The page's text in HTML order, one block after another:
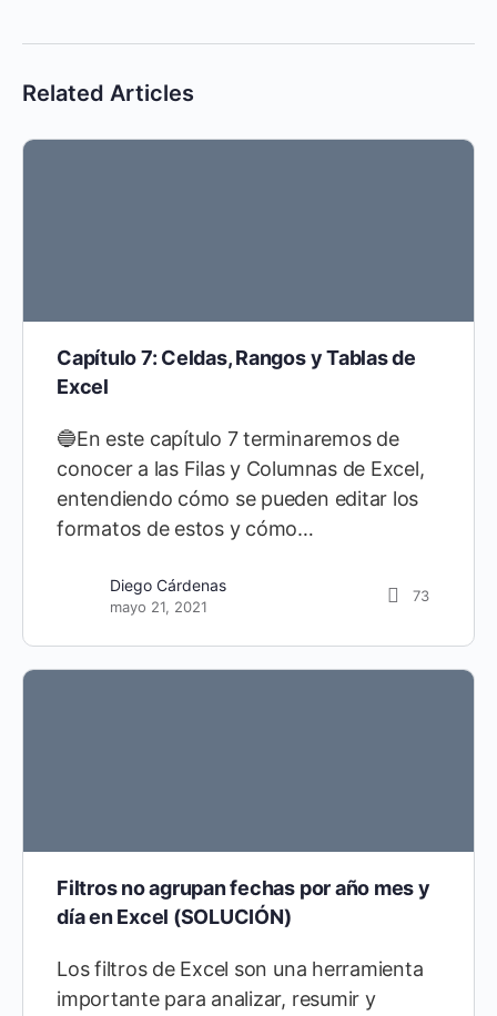
Related Articles
Capítulo 7: Celdas, Rangos y Tablas de
Excel
🔵En este capítulo 7 terminaremos de
conocer a las Filas y Columnas de Excel,
entendiendo cómo se pueden editar los
formatos de estos y cómo…
Diego Cárdenas
mayo 21, 2021
73
Filtros no agrupan fechas por año mes y
día en Excel (SOLUCIÓN)
Los filtros de Excel son una herramienta
importante para analizar, resumir y